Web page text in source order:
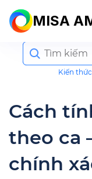
MISA
Kiến
Search
for:
Cách
theo ca
chính